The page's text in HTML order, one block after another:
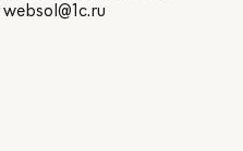
websol@1c.ru